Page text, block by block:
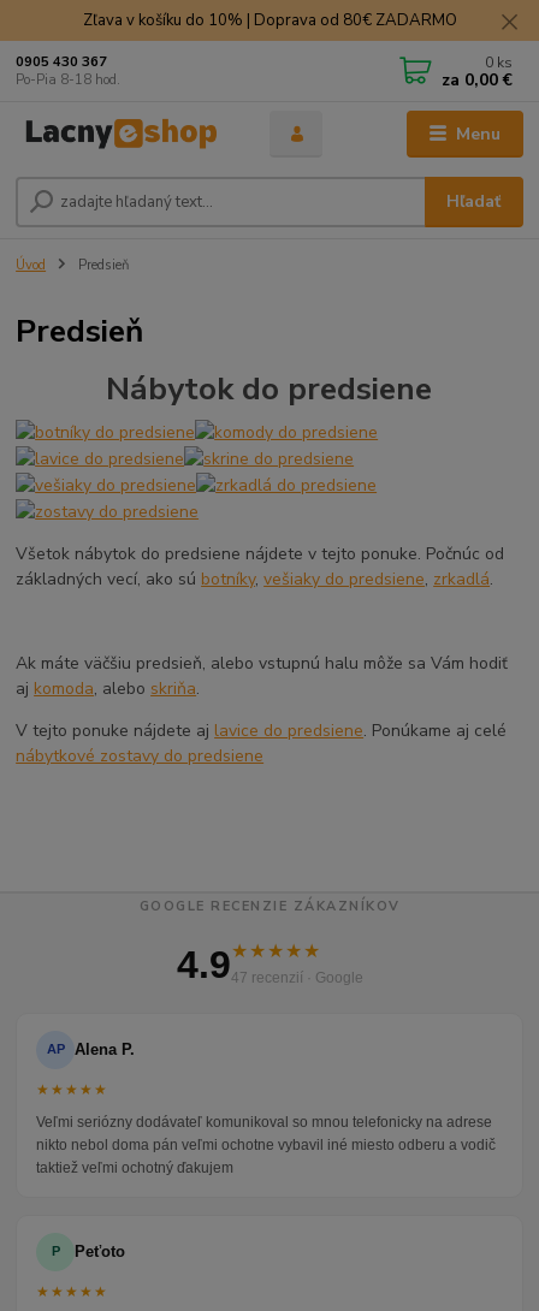
Zľava v košíku do 10% | Doprava od 80€ ZADARMO
Menu
Hľadať
0905 430 367
Po-Pia 8-18 hod.
0 ks
za 0,00 €
Úvod Predsieň
Predsieň
Nábytok do predsiene
Všetok nábytok do predsiene nájdete v tejto ponuke. Počnúc od
základných vecí, ako sú botníky,vešiaky do predsiene, zrkadlá.
Ak máte väčšiu predsieň, alebo vstupnú halu môže sa Vám hodiť
aj komoda, alebo skriňa.
V tejto ponuke nájdete aj lavice do predsiene. Ponúkame aj celé
nábytkové zostavy do predsiene
GOOGLE RECENZIE ZÁKAZNÍKOV
4.9★★★★★
47 recenzií · Google
AP Alena P.
★★★★★
Veľmi seriózny dodávateľ komunikoval so mnou telefonicky na adrese
nikto nebol doma pán veľmi ochotne vybavil iné miesto odberu a vodič
taktiež veľmi ochotný ďakujem
P Peťoto
★★★★★